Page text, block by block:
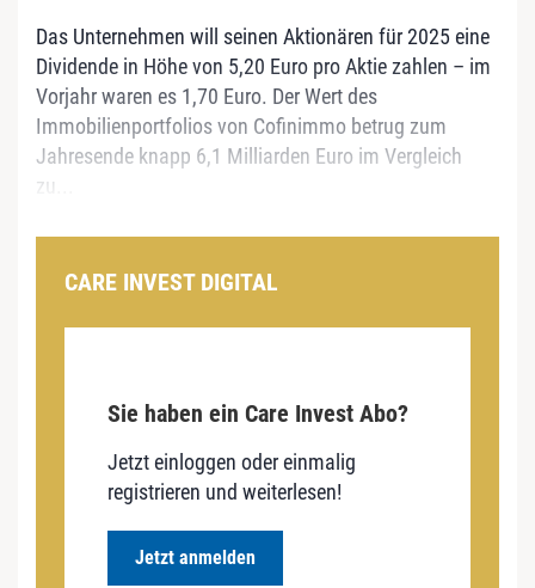
Das Unternehmen will seinen Aktionären für 2025 eine
Dividende in Höhe von 5,20 Euro pro Aktie zahlen – im
Vorjahr waren es 1,70 Euro. Der Wert des
Immobilienportfolios von Cofinimmo betrug zum
Jahresende knapp 6,1 Milliarden Euro im Vergleich
zu...
CARE INVEST DIGITAL
Sie haben ein Care Invest Abo?
Jetzt einloggen oder einmalig
registrieren und weiterlesen!
Jetzt anmelden